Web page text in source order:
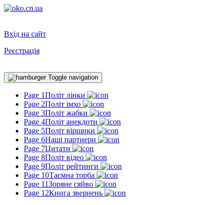
Вхід на сайт
Реєстрація
Toggle navigation
Page 1Політ лінки
Page 2Політ імхо
Page 3Політ жабки
Page 4Політ анекдоти
Page 5Політ віршики
Page 6Наші партнери
Page 7Цитати
Page 8Політ відео
Page 9Політ рейтинги
Page 10Таємна торба
Page 11Зоряне сяйво
Page 12Книга звернень